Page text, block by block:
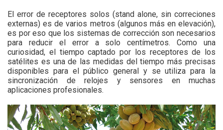
El error de receptores solos (stand alone, sin correciones
externas) es de varios metros (algunos más en elevación),
es por eso que los sistemas de corrección son necesarios
para reducir el error a solo centímetros. Como una
curiosidad, el tiempo captado por los receptores de los
satélites es una de las medidas del tiempo más precisas
disponibles para el público general y se utiliza para la
sincronización de relojes y sensores en muchas
aplicaciones profesionales.